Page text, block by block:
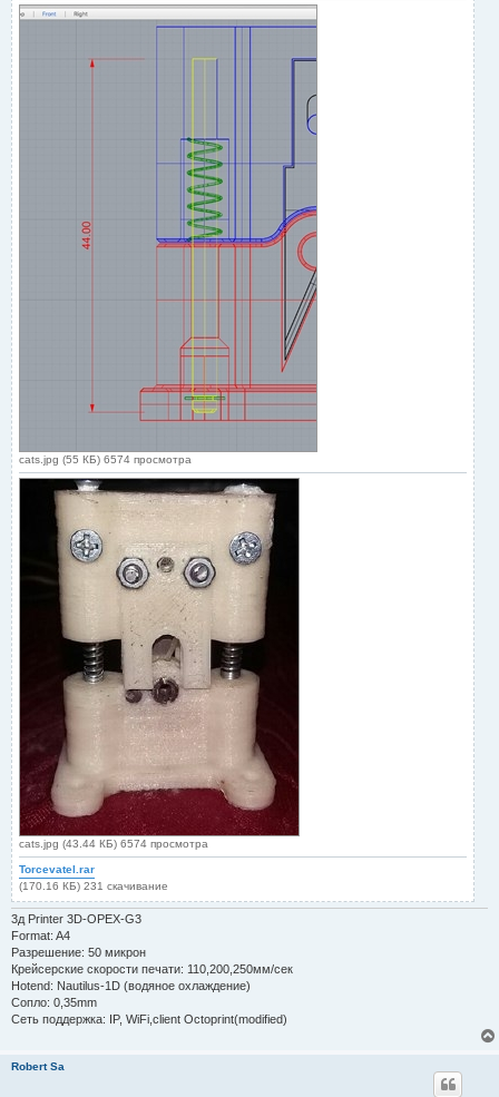
cats.jpg (55 КБ) 6574 просмотра
cats.jpg (43.44 КБ) 6574 просмотра
Torcevatel.rar
(170.16 КБ) 231 скачивание
3д Printer 3D-OPEX-G3
Format: A4
Разрешение: 50 микрон
Крейсерские скорости печати: 110,200,250мм/сек
Hotend: Nautilus-1D (водяное охлаждение)
Сопло: 0,35mm
Сеть поддержка: IP, WiFi,client Octoprint(modified)
Robert Sa